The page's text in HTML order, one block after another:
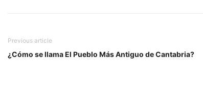
Previous article
¿Cómo se llama El Pueblo Más Antiguo de Cantabria?